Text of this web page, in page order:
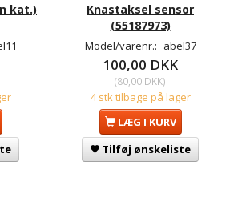
kat.)
Knastaksel sensor
(55187973)
Model/varenr.: abel37
100,00 DKK
(80,00 DKK)
4 stk tilbage på lager
LÆG I KURV
Tilføj ønskeliste